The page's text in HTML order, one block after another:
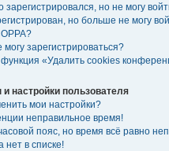
зарегистрировался, но не могу
но больше не могу
могу зарегистрироваться?
«Удалить cookies
настройки пользователя
мои настройки?
неправильное время!
пояс, но время всё равно
нет в списке!